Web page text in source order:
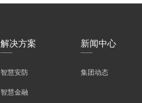
解决方案
智慧安防
智慧金融
新闻中心
集团动态